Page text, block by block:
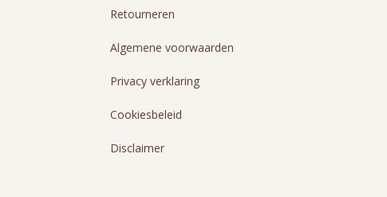
Retourneren
Algemene voorwaarden
Privacy verklaring
Cookiesbeleid
Disclaimer